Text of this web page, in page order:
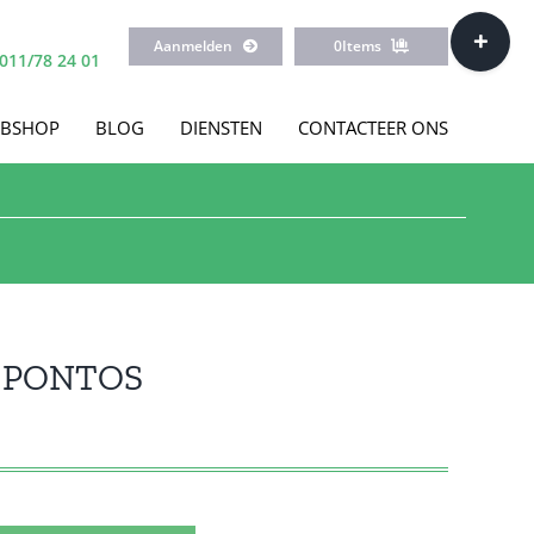
011/78 24 01
Aanmelden 0Items
BLOG DIENSTEN CONTACTEER ONS
Toggle
Sliding